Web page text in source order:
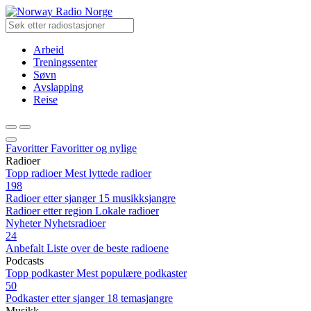
Radio Norge
Arbeid
Treningssenter
Søvn
Avslapping
Reise
Favoritter Favoritter og nylige
Radioer
Topp radioer Mest lyttede radioer
198
Radioer etter sjanger 15 musikksjangre
Radioer etter region Lokale radioer
Nyheter Nyhetsradioer
24
Anbefalt Liste over de beste radioene
Podcasts
Topp podkaster Mest populære podkaster
50
Podkaster etter sjanger 18 temasjangre